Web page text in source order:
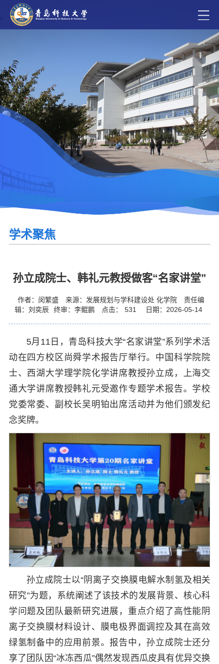
学术聚焦
孙立成院士、韩礼元教授做客“名家讲堂”
作者：闵繁盛 来源：发展规划与学科建设处 化学院
责任编
辑：刘奕辰
终审：李鲲鹏 点击： 531 日期：2026-05-14
5月11日，青岛科技大学“名家讲堂”系列学术活
动在四方校区尚舜学术报告厅举行。中国科学院院
士、西湖大学理学院化学讲席教授孙立成，上海交
通大学讲席教授韩礼元受邀作专题学术报告。学校
党委常委、副校长吴明铂出席活动并为他们颁发纪
念奖牌。
孙立成院士以“阴离子交换膜电解水制氢及相关
研究”为题，系统阐述了该技术的发展背景、核心科
学问题及团队最新研究进展，重点介绍了高性能阴
离子交换膜材料设计、膜电极界面调控及其在高效
绿氢制备中的应用前景。报告中，孙立成院士还分
享了团队因“冰冻西瓜”偶然发现西瓜皮具有优异交换